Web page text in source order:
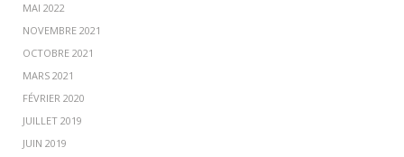
MAI 2022
NOVEMBRE 2021
OCTOBRE 2021
MARS 2021
FÉVRIER 2020
JUILLET 2019
JUIN 2019